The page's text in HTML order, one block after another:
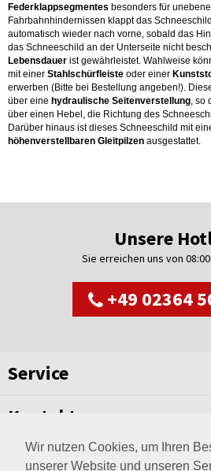
Wir nutzen Cookies, um Ihren
unserer Website und unseren
Federklappsegmentes besonders für
Fahrbahnhindernissen klappt das
automatisch wieder nach vorne, sobald das
das Schneeschild an der Unterseite nicht
Lebensdauer ist gewährleistet. Wahlweise
mit einer Stahlschürfleiste oder einer
erwerben (Bitte bei Bestellung angeben!).
über eine hydraulische Seitenverstellung, so
über einen Hebel, die Richtung des
Darüber hinaus ist dieses Schneeschild mit
höhenverstellbaren Gleitpilzen ausgestattet.
Unsere
Sie erreichen uns von
+49 02364
Service
Kontakt